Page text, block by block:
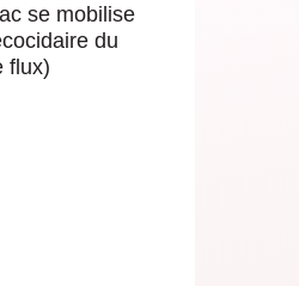
se mobilise
du
flux)